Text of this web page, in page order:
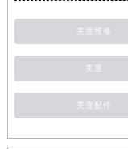
美度维修
美度
美度配件